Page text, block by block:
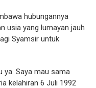
hubungannya
usia yang lumayan jauh
Syamsir untuk
ya. Saya mau sama
kelahiran 6 Juli 1992